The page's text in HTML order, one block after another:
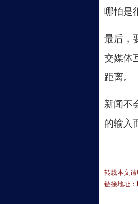
哪怕是
最后，
交媒体
距离。
新闻不
的输入
转载本文
链接地址：